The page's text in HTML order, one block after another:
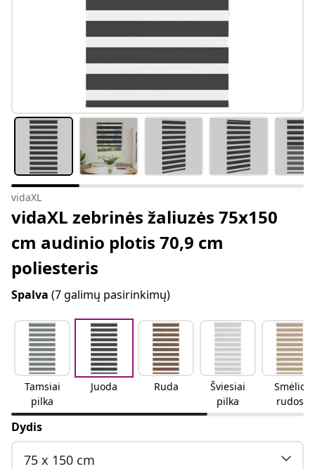
vidaXL
vidaXL zebrinės žaliuzės 75x150
cm audinio plotis 70,9 cm
poliesteris
Spalva (7 galimų pasirinkimų)
Tamsiai
pilka
Juoda Ruda
Šviesiai
pilka
Smėlio
rudos
spalvos
Dydis
75 x 150 cm